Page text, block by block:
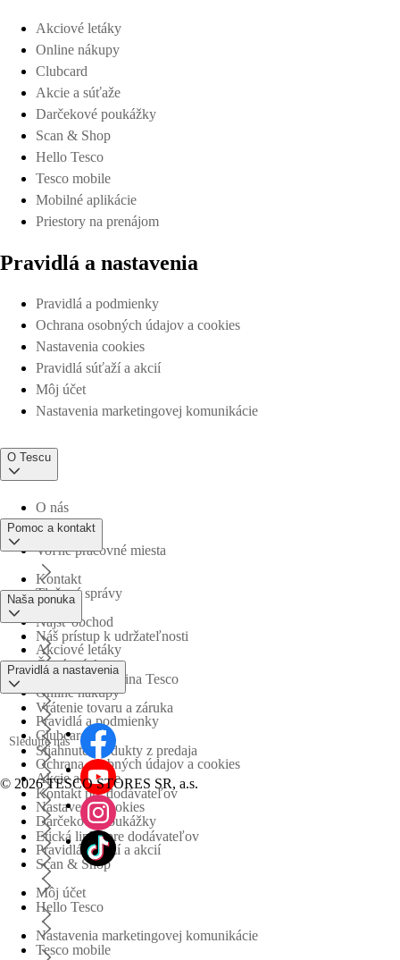
Akciové letáky
Online nákupy
Clubcard
Akcie a súťaže
Darčekové poukážky
Scan & Shop
Hello Tesco
Tesco mobile
Mobilné aplikácie
Priestory na prenájom
Pravidlá a nastavenia
Pravidlá a podmienky
Ochrana osobných údajov a cookies
Nastavenia cookies
Pravidlá súťaží a akcií
Môj účet
Nastavenia marketingovej komunikácie
O Tescu
O nás
Voľné pracovné miesta
Tlačové správy
Náš prístup k udržateľnosti
Obchodná skupina Tesco
Pomoc a kontakt
Kontakt
Nájsť obchod
Časté otázky
Vrátenie tovaru a záruka
Stiahnuté produkty z predaja
Kontakt pre dodávateľov
Etická linka pre dodávateľov
Naša ponuka
Akciové letáky
Online nákupy
Clubcard
Akcie a súťaže
Darčekové poukážky
Scan & Shop
Hello Tesco
Tesco mobile
Pravidlá a nastavenia
Pravidlá a podmienky
Ochrana osobných údajov a cookies
Nastavenia cookies
Pravidlá súťaží a akcií
Môj účet
Nastavenia marketingovej komunikácie
Sledujte nás
© 2026 TESCO STORES SR, a.s.